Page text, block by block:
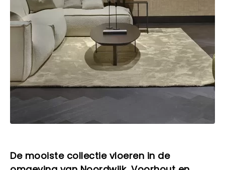
De mooiste collectie vloeren in de